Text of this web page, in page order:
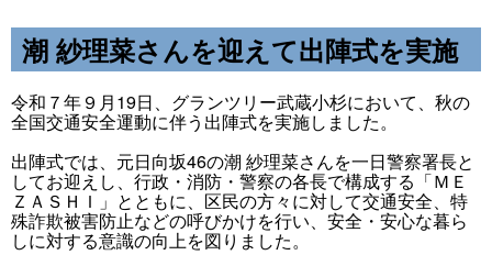
潮 紗理菜さんを迎えて出陣式を実施
令和７年９月19日、グランツリー武蔵小杉において、秋の
全国交通安全運動に伴う出陣式を実施しました。
出陣式では、元日向坂46の潮 紗理菜さんを一日警察署長と
してお迎えし、行政・消防・警察の各長で構成する「ＭＥ
ＺＡＳＨＩ」とともに、区民の方々に対して交通安全、特
殊詐欺被害防止などの呼びかけを行い、安全・安心な暮ら
しに対する意識の向上を図りました。